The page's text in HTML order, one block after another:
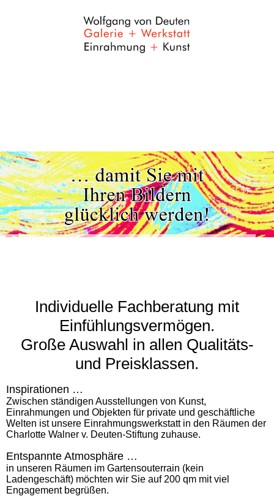
Individuelle Fachberatung mit
Einfühlungsvermögen.
Große Auswahl in allen Qualitäts-
und Preisklassen.
Inspirationen …
Zwischen ständigen Ausstellungen von Kunst,
Einrahmungen und Objekten für private und geschäftliche
Welten ist unsere Einrahmungswerkstatt in den Räumen der
Charlotte Walner v. Deuten-Stiftung zuhause.
Entspannte Atmosphäre …
in unseren Räumen im Gartensouterrain (kein
Ladengeschäft) möchten wir Sie auf 200 qm mit viel
Engagement begrüßen.